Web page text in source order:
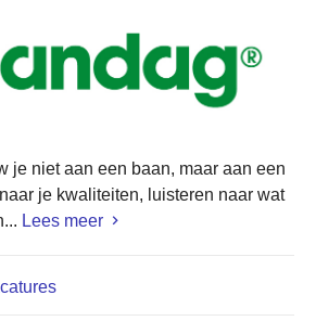
je niet aan een baan, maar aan een
je kwaliteiten, luisteren naar wat
Lees meer